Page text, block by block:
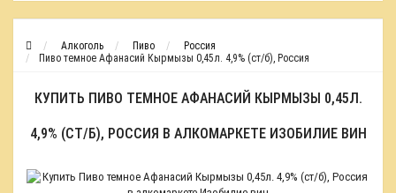
Алкоголь Пиво
Россия
Пиво темное Афанасий Кырмызы 0,45л. 4,9% (ст/б), Россия
КУПИТЬ ПИВО ТЕМНОЕ АФАНАСИЙ КЫРМЫЗЫ 0,45Л.
4,9% (СТ/Б), РОССИЯ В АЛКОМАРКЕТЕ ИЗОБИЛИЕ ВИН